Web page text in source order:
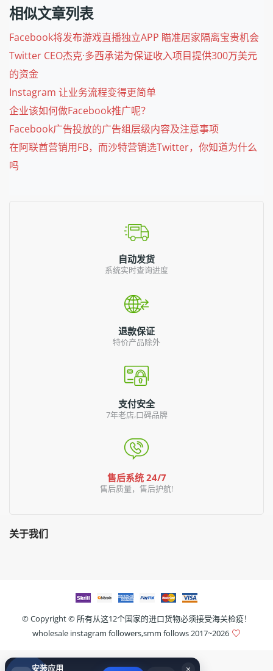
相似文章列表
Facebook将发布游戏直播独立APP 瞄准居家隔离宝贵机会
Twitter CEO杰克·多西承诺为保证收入项目提供300万美元
的资金
Instagram 让业务流程变得更简单
企业该如何做Facebook推广呢？
Facebook广告投放的广告组层级内容及注意事项
在阿联酋营销用FB，而沙特营销选Twitter，你知道为什么
吗
自动发货
系统实时查询进度
退款保证
特价产品除外
支付安全
7年老店,口碑品牌
售后系统 24/7
售后质量，售后护航!
关于我们
© Copyright ©所有从这12个国家的进口货物必须接受海关检疫！
wholesale instagram followers,smm follows2017~2026
安装应用